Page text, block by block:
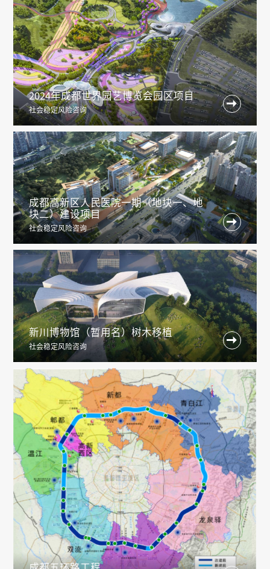
2024年成都世界园艺博览会园区项目
社会稳定风险咨询

成都高新区人民医院一期（地块一、地
块二）建设项目
社会稳定风险咨询

新川博物馆（暂用名）树木移植
社会稳定风险咨询
